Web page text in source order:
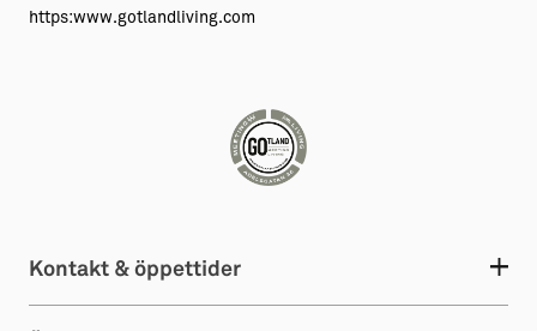
https:www.gotlandliving.com
Kontakt & öppettider